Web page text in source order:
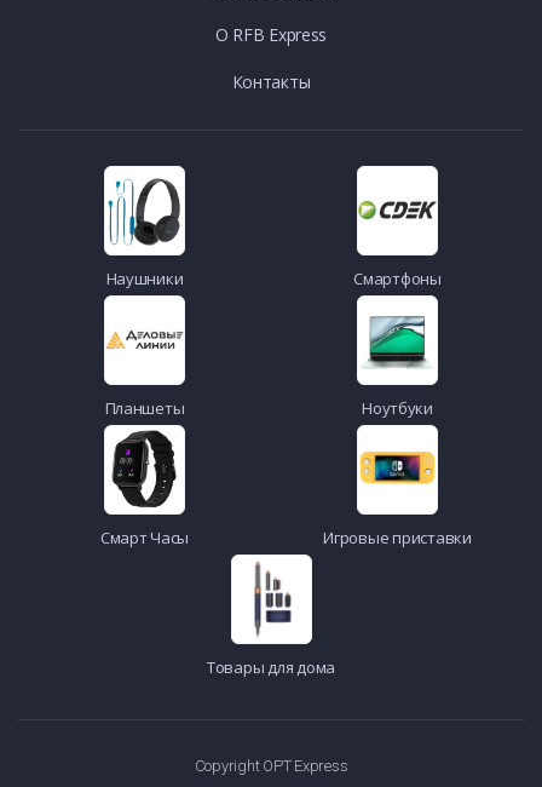
О RFB Express
Контакты
Наушники Смартфоны
Планшеты Ноутбуки
Смарт Часы Игровые приставки
Товары для дома
Copyright OPT Express